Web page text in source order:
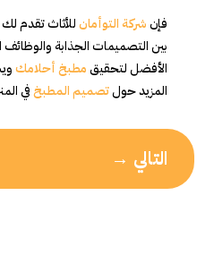
فإنشركة التوأمانللأثاث تقدم
بين التصميمات الجذابة والوظائف
الأفضل لتحقيقمطبخ أحلامك
المزيد حولتصميم المطبخفي
التالي →